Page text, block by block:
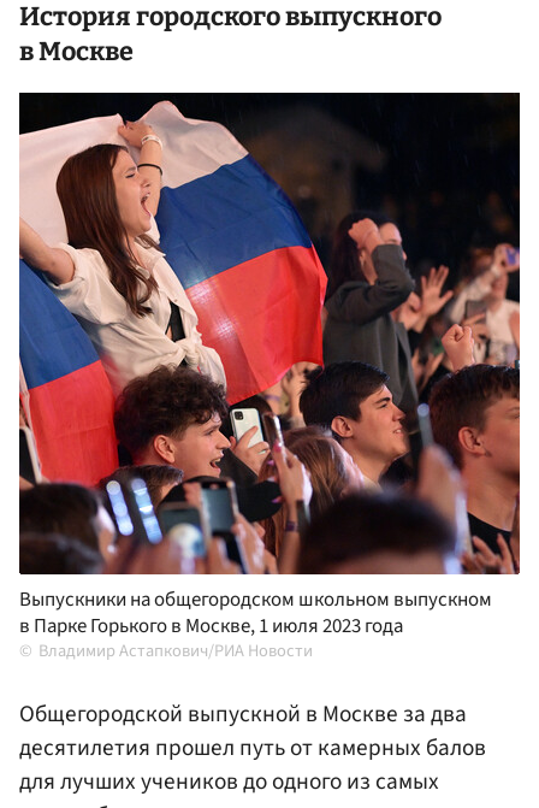
История городского выпускного
в Москве
Выпускники на общегородском школьном выпускном
в Парке Горького в Москве, 1 июля 2023 года
Владимир Астапкович/РИА Новости
Общегородской выпускной в Москве за два
десятилетия прошел путь от камерных балов
для лучших учеников до одного из самых